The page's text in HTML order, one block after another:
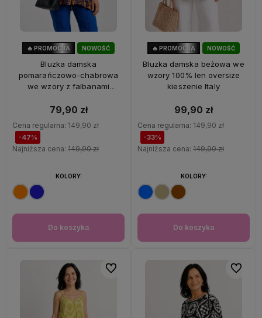
NOWOŚĆ
🔥 PROMOCJA
Bluzka damska
pomarańczowo-chabrowa
we wzory z falbanami
79,90 zł
Cena regularna: 149,90 zł
-47%
Najniższa cena: 149,90 zł
Do koszyka
KOLORY:
NOWOŚĆ
OKAZJA
🔥 PROMOCJA
Bluzka damska beżowa we
wzory 100% len oversize
kieszenie Italy
99,90 zł
Cena regularna: 149,90 zł
-33%
Najniższa cena: 149,90 zł
Do koszyka
KOLORY:
Do ulubionych Do